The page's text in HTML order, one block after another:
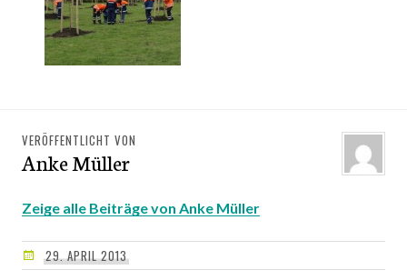
VERÖFFENTLICHT VON
Anke Müller
Zeige alle Beiträge von Anke Müller
29. APRIL 2013